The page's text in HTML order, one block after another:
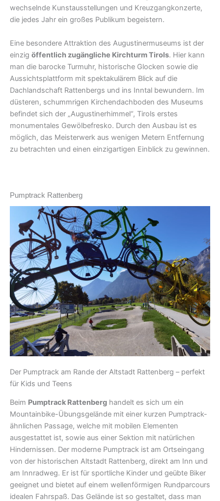
wechselnde Kunstausstellungen und Kreuzgangkonzerte,
die jedes Jahr ein großes Publikum begeistern.
Eine besondere Attraktion des Augustinermuseums ist der
einzig öffentlich zugängliche Kirchturm Tirols. Hier kann
man die barocke Turmuhr, historische Glocken sowie die
Aussichtsplattform mit spektakulärem Blick auf die
Dachlandschaft Rattenbergs und ins Inntal bewundern. Im
düsteren, schummrigen Kirchendachboden des Museums
befindet sich der „Augustinerhimmel“, Tirols erstes
monumentales Gewölbefresko. Durch den Ausbau ist es
möglich, das Meisterwerk aus wenigen Metern Entfernung
zu betrachten und einen einzigartigen Einblick zu gewinnen.
Pumptrack Rattenberg
Der Pumptrack am Rande der Altstadt Rattenberg – perfekt
für Kids und Teens
Beim Pumptrack Rattenberg handelt es sich um ein
Mountainbike-Übungsgelände mit einer kurzen Pumptrack-
ähnlichen Passage, welche mit mobilen Elementen
ausgestattet ist, sowie aus einer Sektion mit natürlichen
Hindernissen. Der moderne Pumptrack ist am Ortseingang
von der historischen Altstadt Rattenberg, direkt am Inn und
am Innradweg. Er ist für sportliche Kinder und geübte Biker
geeignet und bietet auf einem wellenförmigen Rundparcours
idealen Fahrspaß. Das Gelände ist so gestaltet, dass man